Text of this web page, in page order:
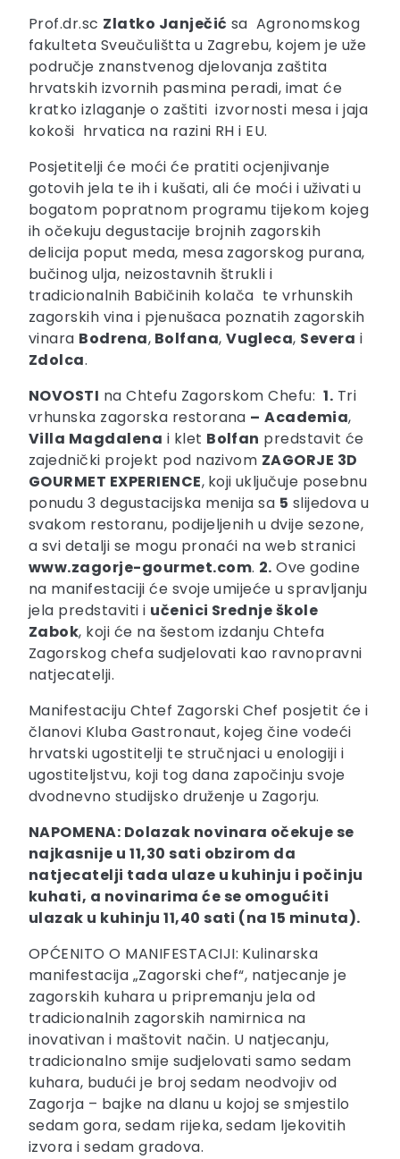
Prof.dr.sc Zlatko Janječić sa Agronomskog
fakulteta Sveučulištta u Zagrebu, kojem je uže
područje znanstvenog djelovanja zaštita
hrvatskih izvornih pasmina peradi, imat će
kratko izlaganje o zaštiti izvornosti mesa i jaja
kokoši hrvatica na razini RH i EU.
Posjetitelji će moći će pratiti ocjenjivanje
gotovih jela te ih i kušati, ali će moći i uživati u
bogatom popratnom programu tijekom kojeg
ih očekuju degustacije brojnih zagorskih
delicija poput meda, mesa zagorskog purana,
bučinog ulja, neizostavnih štrukli i
tradicionalnih Babičinih kolača te vrhunskih
zagorskih vina i pjenušaca poznatih zagorskih
vinara Bodrena, Bolfana,Vugleca, Severa i
Zdolca.
NOVOSTI na Chtefu Zagorskom Chefu:1. Tri
vrhunska zagorska restorana – Academia,
Villa Magdalena i klet Bolfan predstavit će
zajednički projekt pod nazivom ZAGORJE 3D
GOURMET EXPERIENCE, koji uključuje posebnu
ponudu 3 degustacijska menija sa 5 slijedova u
svakom restoranu, podijeljenih u dvije sezone,
a svi detalji se mogu pronaći na web stranici
www.zagorje-gourmet.com. 2. Ove godine
na manifestaciji će svoje umijeće u spravljanju
jela predstaviti i učenici Srednje škole
Zabok, koji će na šestom izdanju Chtefa
Zagorskog chefa sudjelovati kao ravnopravni
natjecatelji.
Manifestaciju Chtef Zagorski Chef posjetit će i
članovi Kluba Gastronaut, kojeg čine vodeći
hrvatski ugostitelji te stručnjaci u enologiji i
ugostiteljstvu, koji tog dana započinju svoje
dvodnevno studijsko druženje u Zagorju.
NAPOMENA: Dolazak novinara očekuje se
najkasnije u 11,30 sati obzirom da
natjecatelji tada ulaze u kuhinju i počinju
kuhati, a novinarima će se omogućiti
ulazak u kuhinju 11,40 sati (na 15 minuta).
OPĆENITO O MANIFESTACIJI: Kulinarska
manifestacija „Zagorski chef“, natjecanje je
zagorskih kuhara u pripremanju jela od
tradicionalnih zagorskih namirnica na
inovativan i maštovit način. U natjecanju,
tradicionalno smije sudjelovati samo sedam
kuhara, budući je broj sedam neodvojiv od
Zagorja – bajke na dlanu u kojoj se smjestilo
sedam gora, sedam rijeka, sedam ljekovitih
izvora i sedam gradova.